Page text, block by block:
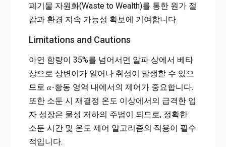
폐기물 자원화(Waste to Wealth)를 통한 원가 절
감과 환경 지속 가능성 확보에 기여합니다.
Limitations and Cautions
아연 함량이 35%를 넘어서면 알파 상에서 베타
상으로 상변이가 일어나 취성이 발생할 수 있으
므로 𝛼-황동 영역 내에서의 제어가 중요합니다.
또한 소둔 시 재결정 온도 이상에서의 급격한 입
자 성장은 물성 저하의 주범이 되므로, 정확한
소둔 시간 및 온도 제어 알고리즘의 적용이 필수
적입니다.